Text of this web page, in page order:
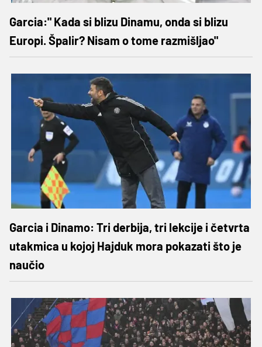
Garcia:" Kada si blizu Dinamu, onda si blizu
Europi. Špalir? Nisam o tome razmišljao"
Garcia i Dinamo: Tri derbija, tri lekcije i četvrta
utakmica u kojoj Hajduk mora pokazati što je
naučio